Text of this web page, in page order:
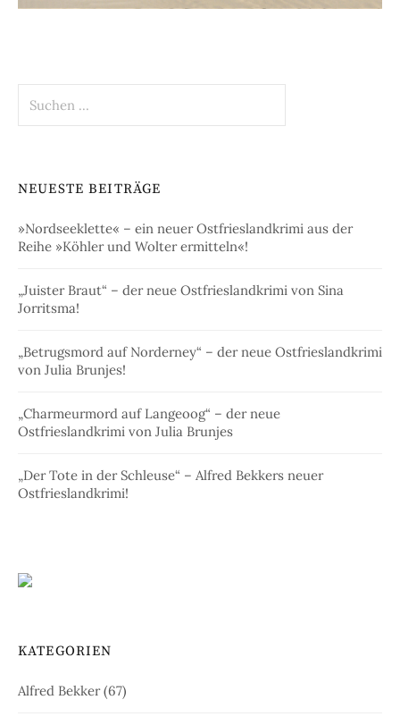
nach:
NEUESTE BEITRÄGE
»Nordseeklette« – ein neuer Ostfrieslandkrimi aus der
Reihe »Köhler und Wolter ermitteln«!
„Juister Braut“ – der neue Ostfrieslandkrimi von Sina
Jorritsma!
„Betrugsmord auf Norderney“ – der neue Ostfrieslandkrimi
von Julia Brunjes!
„Charmeurmord auf Langeoog“ – der neue
Ostfrieslandkrimi von Julia Brunjes
„Der Tote in der Schleuse“ – Alfred Bekkers neuer
Ostfrieslandkrimi!
KATEGORIEN
Alfred Bekker(67)